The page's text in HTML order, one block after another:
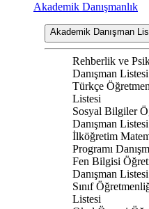
Akademik Danışmanlık
Akademik Danışman
Rehberlik ve
Danışman Listesi
Türkçe
Listesi
Sosyal Bilgiler
Danışman Listesi
İlköğretim
Programı
Fen Bilgisi
Danışman Listesi
Sınıf
Listesi